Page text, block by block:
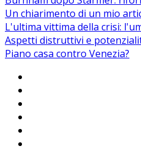
Un chiarimento di un mio
L'ultima vittima della crisi:
Aspetti distruttivi e
Piano casa contro Venezia?